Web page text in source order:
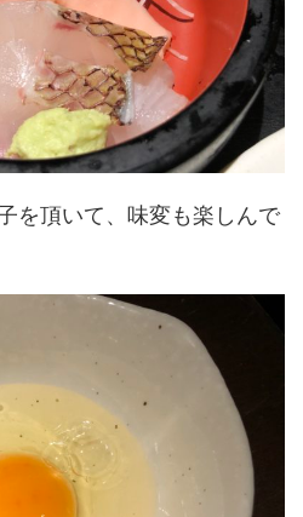
を頂いて、味変も楽しんで